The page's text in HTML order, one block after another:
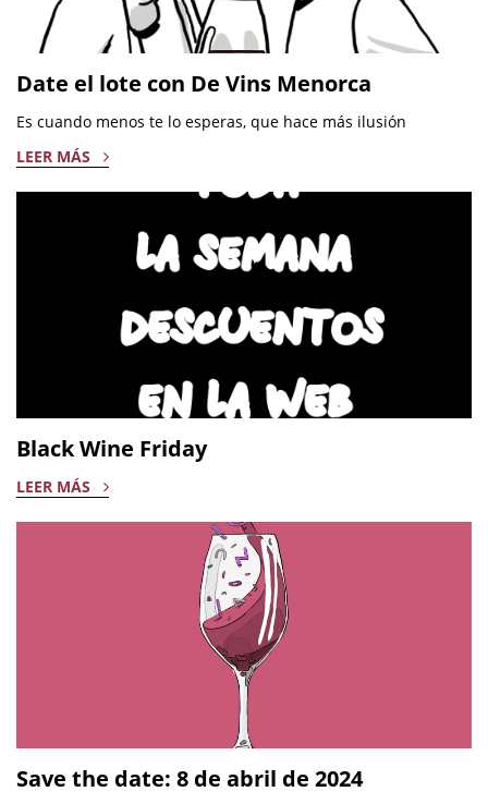
Date el lote con De Vins Menorca
Es cuando menos te lo esperas, que hace más ilusión
LEER MÁS
Black Wine Friday
LEER MÁS
Save the date: 8 de abril de 2024